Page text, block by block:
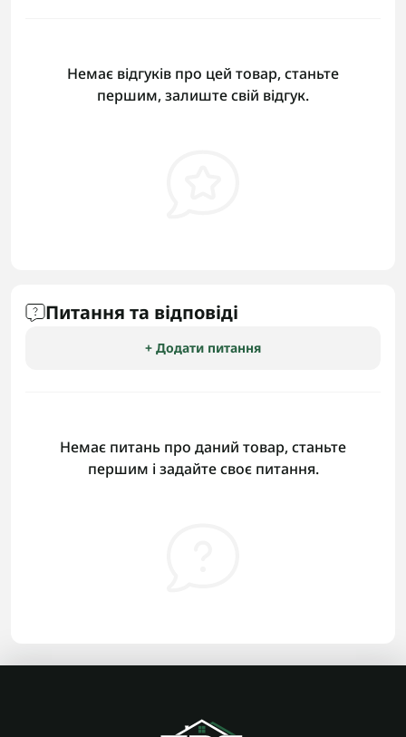
Немає відгуків про цей товар, станьте
першим, залиште свій відгук.
Питання та відповіді
+ Додати питання
Немає питань про даний товар, станьте
першим і задайте своє питання.